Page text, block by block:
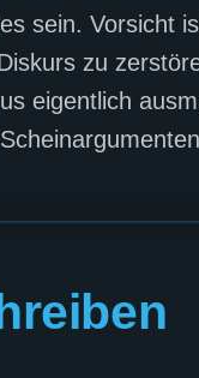
sein. Vorsicht
zu
eigentlich